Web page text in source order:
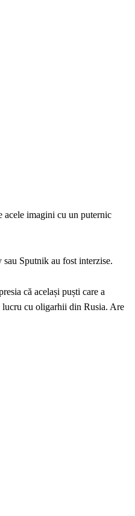
acele imagini cu un puternic
Sputnik au fost interzise.
că același puști care a
lucru cu oligarhii din Rusia. Are